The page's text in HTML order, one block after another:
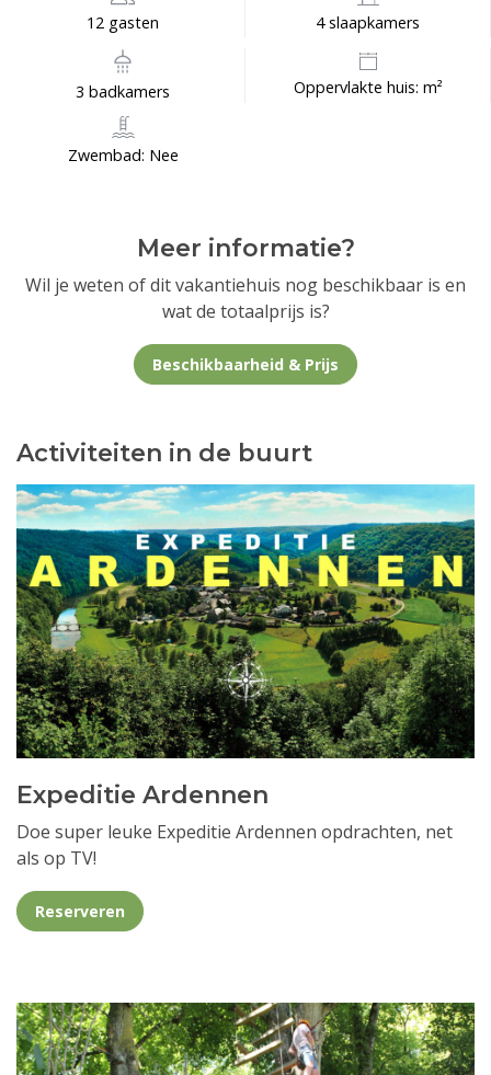
12 gasten 4 slaapkamers
3 badkamers Oppervlakte huis: m²
Zwembad: Nee
Meer informatie?
Wil je weten of dit vakantiehuis nog beschikbaar is en
wat de totaalprijs is?
Beschikbaarheid & Prijs
Activiteiten in de buurt
Expeditie Ardennen
Doe super leuke Expeditie Ardennen opdrachten, net
als op TV!
Reserveren